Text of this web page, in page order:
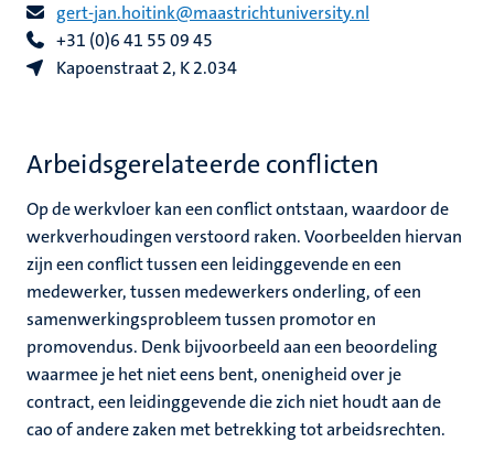
gert-jan.hoitink@maastrichtuniversity.nl
+31 (0)6 41 55 09 45
Kapoenstraat 2, K 2.034
Arbeidsgerelateerde conflicten
Op de werkvloer kan een conflict ontstaan, waardoor de
werkverhoudingen verstoord raken. Voorbeelden hiervan
zijn een conflict tussen een leidinggevende en een
medewerker, tussen medewerkers onderling, of een
samenwerkingsprobleem tussen promotor en
promovendus. Denk bijvoorbeeld aan een beoordeling
waarmee je het niet eens bent, onenigheid over je
contract, een leidinggevende die zich niet houdt aan de
cao of andere zaken met betrekking tot arbeidsrechten.